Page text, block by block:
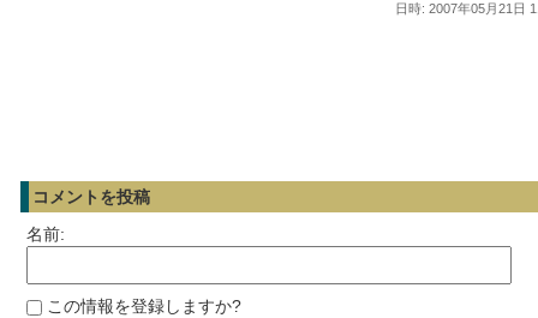
日時: 2007年05月21日
コメントを投稿
名前:
この情報を登録しますか?